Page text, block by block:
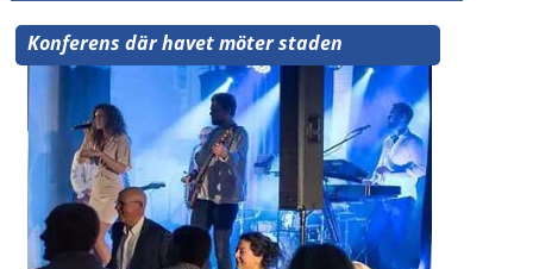
Konferens där havet möter staden